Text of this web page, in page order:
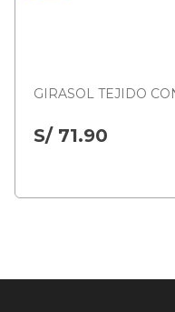
GIRASOL TEJIDO
S/ 71.90